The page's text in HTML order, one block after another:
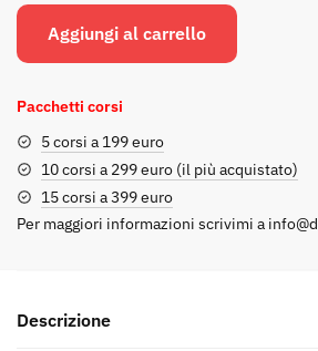
originale
era:
attuale
Aggiungi al carrello
Pacchetti corsi
5 corsi a 199 euro
10 corsi a 299 euro (il più acquistato)
15 corsi a 399 euro
Per maggiori informazioni scrivimi a
Descrizione